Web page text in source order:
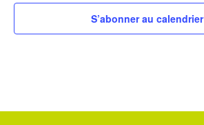
S’abonner au calendrier